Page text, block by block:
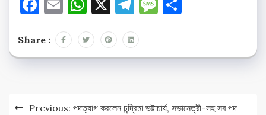
Share :
PostPrevious: পদত্যাগ করলেন চন্দ্রিমা ভট্টাচার্য, সভানেত্রী-সহ সব পদ